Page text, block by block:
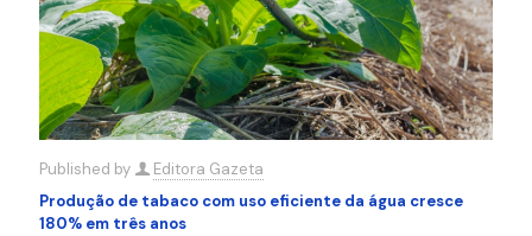
Published by
Editora Gazeta
Produção de tabaco com uso eficiente da água cresce
180% em três anos